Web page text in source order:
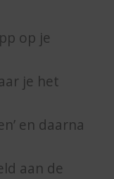
op je
je het
en daarna
aan de